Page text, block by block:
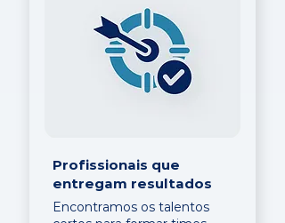
Profissionais que
entregam resultados
Encontramos os talentos